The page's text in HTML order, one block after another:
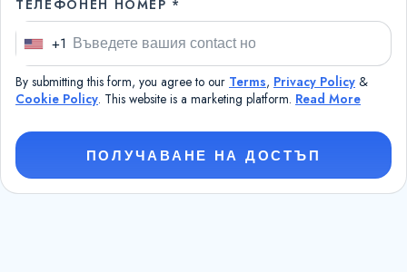
ТЕЛЕФОНЕН НОМЕР *
U
n
i
S
+1
By submitting this form, you agree to our Terms, Privacy Policy &
Cookie Policy. This website is a marketing platform. Read More
ПОЛУЧАВАНЕ НА ДОСТЪП